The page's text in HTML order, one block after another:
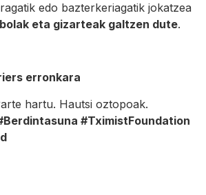
edo bazterkeriagatik jokatzea
eta gizarteak galtzen dute.
erronkara
hartu. Hautsi oztopoak.
#TximistFoundation